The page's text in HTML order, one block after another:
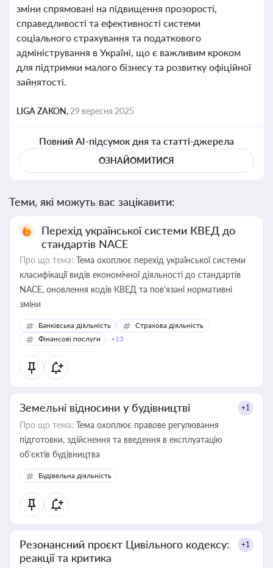
зміни спрямовані на підвищення прозорості,
справедливості та ефективності системи
соціального страхування та податкового
адміністрування в Україні, що є важливим кроком
для підтримки малого бізнесу та розвитку офіційної
зайнятості.
LIGA ZAKON, 29 вересня 2025
Повний AI-підсумок дня та статті-джерела
ОЗНАЙОМИТИСЯ
Теми, які можуть вас зацікавити:
Перехід української системи КВЕД до
стандартів NACE
Про що тема: Тема охоплює перехід української системи
класифікації видів економічної діяльності до стандартів
NACE, оновлення кодів КВЕД та пов'язані нормативні
зміни
Банківська діяльність
Страхова діяльність
Фінансові послуги
+13
Земельні відносини у будівництві +1
Про що тема: Тема охоплює правове регулювання
підготовки, здійснення та введення в експлуатацію
об’єктів будівництва
Будівельна діяльність
Резонансний проєкт Цивільного кодексу:
реакції та критика
+1